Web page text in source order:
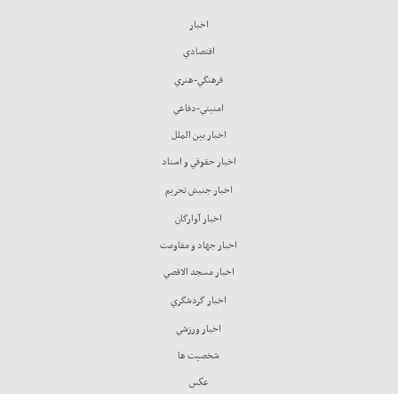
اخبار
اقتصادي
فرهنگي-هنري
امنيتي-دفاعي
اخبار بين الملل
اخبار حقوقي و اسناد
اخبار جنبش تحريم
اخبار آوارگان
اخبار جهاد و مقاومت
اخبار مسجد الاقصي
اخبار گردشگري
اخبار ورزشي
شخصيت ها
عكس